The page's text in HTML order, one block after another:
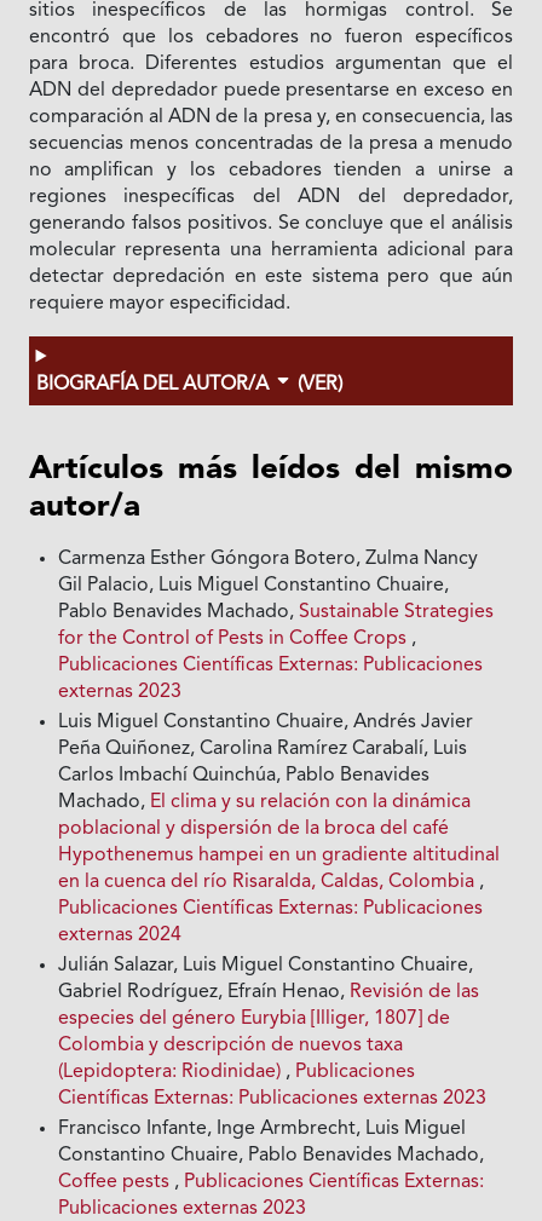
sitios inespecíficos de las hormigas control. Se
encontró que los cebadores no fueron específicos
para broca. Diferentes estudios argumentan que el
ADN del depredador puede presentarse en exceso en
comparación al ADN de la presa y, en consecuencia, las
secuencias menos concentradas de la presa a menudo
no amplifican y los cebadores tienden a unirse a
regiones inespecíficas del ADN del depredador,
generando falsos positivos. Se concluye que el análisis
molecular representa una herramienta adicional para
detectar depredación en este sistema pero que aún
requiere mayor especificidad.
BIOGRAFÍA DEL AUTOR/A (VER)
Artículos más leídos del mismo
autor/a
Carmenza Esther Góngora Botero, Zulma Nancy
Gil Palacio, Luis Miguel Constantino Chuaire,
Pablo Benavides Machado,Sustainable Strategies
for the Control of Pests in Coffee Crops ,
Publicaciones Científicas Externas: Publicaciones
externas 2023
Luis Miguel Constantino Chuaire, Andrés Javier
Peña Quiñonez, Carolina Ramírez Carabalí, Luis
Carlos Imbachí Quinchúa, Pablo Benavides
Machado, El clima y su relación con la dinámica
poblacional y dispersión de la broca del café
Hypothenemus hampei en un gradiente altitudinal
en la cuenca del río Risaralda, Caldas, Colombia ,
Publicaciones Científicas Externas: Publicaciones
externas 2024
Julián Salazar, Luis Miguel Constantino Chuaire,
Gabriel Rodríguez, Efraín Henao, Revisión de las
especies del género Eurybia [Illiger, 1807] de
Colombia y descripción de nuevos taxa
(Lepidoptera: Riodinidae) , Publicaciones
Científicas Externas: Publicaciones externas 2023
Francisco Infante, Inge Armbrecht, Luis Miguel
Constantino Chuaire, Pablo Benavides Machado,
Coffee pests , Publicaciones Científicas Externas:
Publicaciones externas 2023